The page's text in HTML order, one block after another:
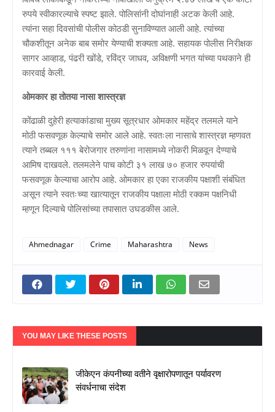
रुपये स्वीकारल्याचे स्पष्ट झाले. पोलिसांनी दोघांनाही अटक केली आहे.
त्यांना सहा दिवसांची पोलीस कोठडी सुनाविण्यात आली आहे. त्यांच्या
चौकशीतून अनेक बाब समोर येण्याची शक्यता आहे. सहायक पोलीस निरीक्षक
सागर आव्हाड, पंढरी खोंडे, रविंद्र जाधव, अविक्षणी भगत यांच्या पथकाने ही
कारवाई केली.
ओमकार हा तोतया नासा शास्त्रज्ञ
कोंढाळी दुहेरी हत्याकांडाचा मुख्य सूत्रधार ओमकार महेंद्र तलमले याने
मोठी फसवणूक केल्याचे समोर आले आहे. स्वतःला नासाचे शास्त्रज्ञ म्हणवत
त्याने तब्बल १११ बेरोजगार तरुणांना नासामध्ये नोकरी मिळवून देण्याचे
आमिष दाखवले. तलमलेने पाच कोटी ३१ लाख ७० हजार रुपयांची
फसवणूक केल्याचा आरोप आहे. ओमकार हा एका राजकीय पक्षाशी संबंधित
असून त्याने स्वतःच्या खात्यातून राजकीय पक्षाला मोठी रक्कम पक्षनिधी
म्हणून दिल्याचे पोलिसांच्या तपासात उघडकीस आले.
Ahmednagar Crime Maharashtra News
YOU MAY LIKE THESE POSTS
जीकेएन कंपनीच्या वतीने वृक्षारोपणातून पर्यावरण
संवर्धनाचा संदेश